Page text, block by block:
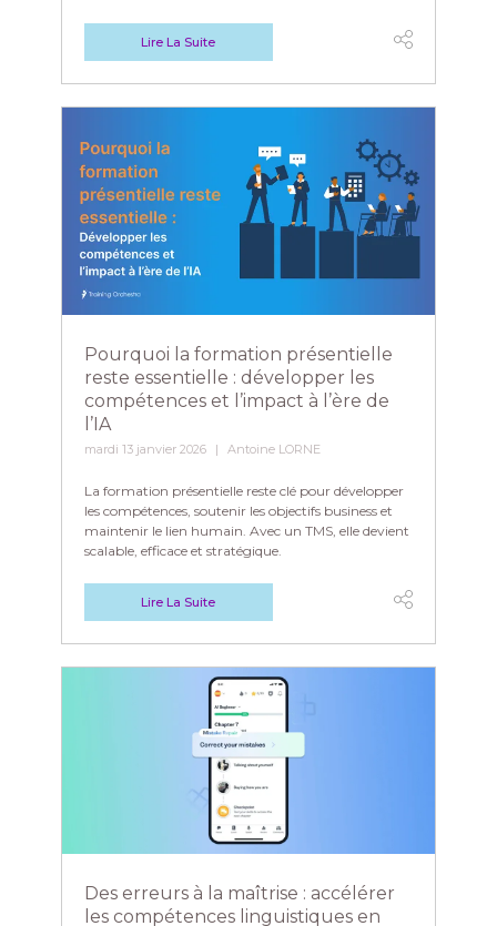
Lire La Suite
Pourquoi la formation présentielle
reste essentielle : développer les
compétences et l’impact à l’ère de
l’IA
mardi 13 janvier 2026 Antoine LORNE
La formation présentielle reste clé pour développer
les compétences, soutenir les objectifs business et
maintenir le lien humain. Avec un TMS, elle devient
scalable, efficace et stratégique.
Lire La Suite
Des erreurs à la maîtrise : accélérer
les compétences linguistiques en